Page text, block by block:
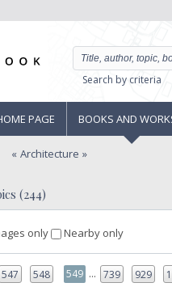
Search by criteria
PAGE BOOKS AND
Architecture
(244)
only Nearby only
547 548 549 ... 739 929